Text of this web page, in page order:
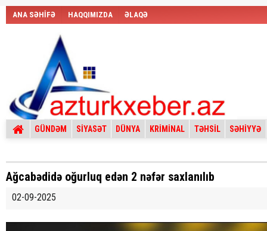
ANA SƏHİFƏ HAQQIMIZDA ƏLAQƏ
GÜNDƏM SİYASƏT DÜNYA KRİMİNAL TƏHSİL SƏHİYYƏ
Ağcabədidə oğurluq edən 2 nəfər saxlanılıb
02-09-2025